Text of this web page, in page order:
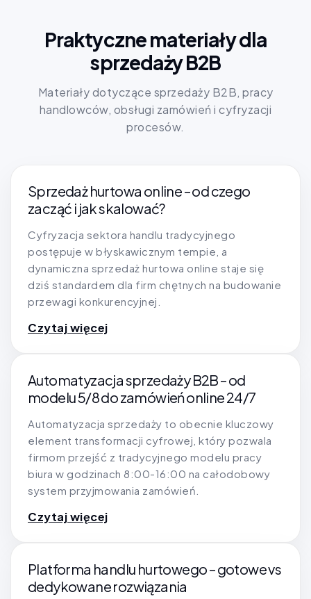
Praktyczne materiały dla
sprzedaży B2B
Materiały dotyczące sprzedaży B2B, pracy
handlowców, obsługi zamówień i cyfryzacji
procesów.
Sprzedaż hurtowa online – od czego
zacząć i jak skalować?
Cyfryzacja sektora handlu tradycyjnego
postępuje w błyskawicznym tempie, a
dynamiczna sprzedaż hurtowa online staje się
dziś standardem dla firm chętnych na budowanie
przewagi konkurencyjnej.
Czytaj więcej
Automatyzacja sprzedaży B2B – od
modelu 5/8 do zamówień online 24/7
Automatyzacja sprzedaży to obecnie kluczowy
element transformacji cyfrowej, który pozwala
firmom przejść z tradycyjnego modelu pracy
biura w godzinach 8:00-16:00 na całodobowy
system przyjmowania zamówień.
Czytaj więcej
Platforma handlu hurtowego – gotowe vs
dedykowane rozwiązania